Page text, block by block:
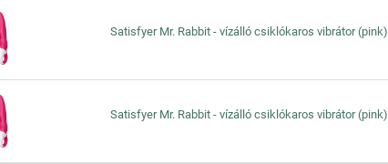
Satisfyer Mr. Rabbit - vízálló csiklókaros vibrátor (pink)
Satisfyer Mr. Rabbit - vízálló csiklókaros vibrátor (pink)